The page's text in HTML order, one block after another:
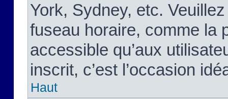
York, Sydney, etc.
fuseau horaire, comme la
accessible qu’aux
inscrit, c’est l’occasion
Haut